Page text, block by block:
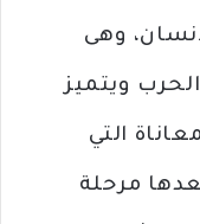
وهى
ويتميز
التي
مرحلة